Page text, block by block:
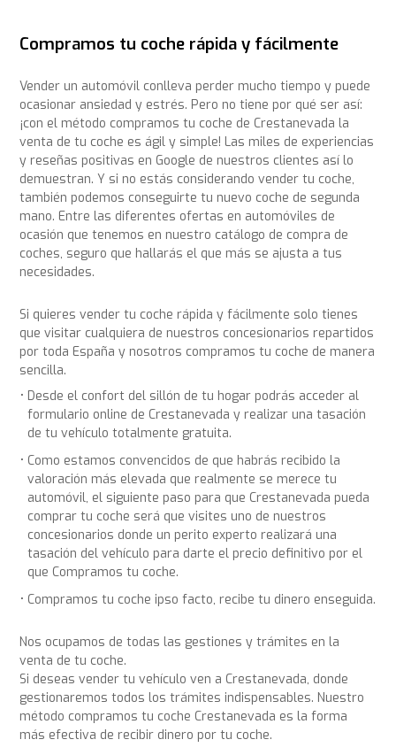
Compramos tu coche rápida y fácilmente
Vender un automóvil conlleva perder mucho tiempo y puede
ocasionar ansiedad y estrés. Pero no tiene por qué ser así:
¡con el método compramos tu coche de Crestanevada la
venta de tu coche es ágil y simple! Las miles de experiencias
y reseñas positivas en Google de nuestros clientes así lo
demuestran. Y si no estás considerando vender tu coche,
también podemos conseguirte tu nuevo coche de segunda
mano. Entre las diferentes ofertas en automóviles de
ocasión que tenemos en nuestro catálogo de compra de
coches, seguro que hallarás el que más se ajusta a tus
necesidades.
Si quieres vender tu coche rápida y fácilmente solo tienes
que visitar cualquiera de nuestros concesionarios repartidos
por toda España y nosotros compramos tu coche de manera
sencilla.
Desde el confort del sillón de tu hogar podrás acceder al
formulario online de Crestanevada y realizar una tasación
de tu vehículo totalmente gratuita.
Como estamos convencidos de que habrás recibido la
valoración más elevada que realmente se merece tu
automóvil, el siguiente paso para que Crestanevada pueda
comprar tu coche será que visites uno de nuestros
concesionarios donde un perito experto realizará una
tasación del vehículo para darte el precio definitivo por el
que Compramos tu coche.
Compramos tu coche ipso facto, recibe tu dinero enseguida.
Nos ocupamos de todas las gestiones y trámites en la
venta de tu coche.
Si deseas vender tu vehículo ven a Crestanevada, donde
gestionaremos todos los trámites indispensables. Nuestro
método compramos tu coche Crestanevada es la forma
más efectiva de recibir dinero por tu coche.